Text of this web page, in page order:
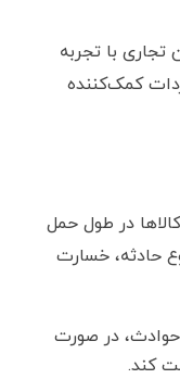
تجاری با تجربه
کمک‌کننده
در طول حمل
حادثه، خسارت
حوادث، در صورت
کند.